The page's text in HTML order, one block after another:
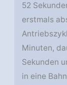
52
erstmals
Minuten,
Sekunden
in eine